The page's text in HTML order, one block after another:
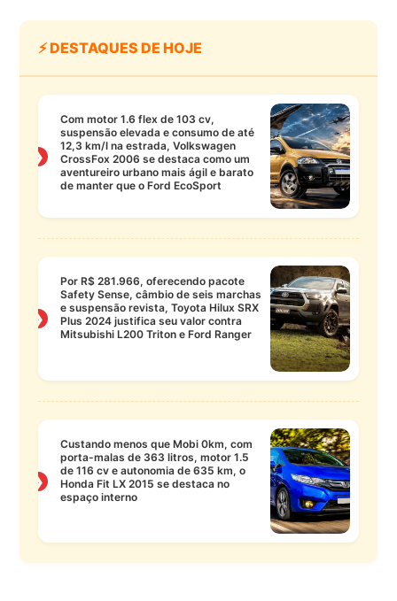
⚡ DESTAQUES DE HOJE
❯
Com motor 1.6 flex de 103 cv,
suspensão elevada e consumo de até
12,3 km/l na estrada, Volkswagen
CrossFox 2006 se destaca como um
aventureiro urbano mais ágil e barato
de manter que o Ford EcoSport
❯
Por R$ 281.966, oferecendo pacote
Safety Sense, câmbio de seis marchas
e suspensão revista, Toyota Hilux SRX
Plus 2024 justifica seu valor contra
Mitsubishi L200 Triton e Ford Ranger
❯
Custando menos que Mobi 0km, com
porta-malas de 363 litros, motor 1.5
de 116 cv e autonomia de 635 km, o
Honda Fit LX 2015 se destaca no
espaço interno